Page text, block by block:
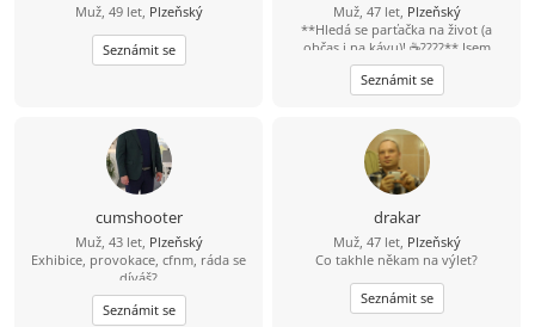
Muž, 49 let, Plzeňský
Seznámit se
Muž, 47 let, Plzeňský
**Hledá se parťačka na život (a
občas i na kávu)! ☕????** Jsem
aktivní chlap, kterého jen tak něco
nezastaví. Rád sportuju, cestuju,
objevuju nová místa a zážitky. Jsem
přece mnohem lepší s úsměvem na
tváři. Mám slabost pro dobrou kávu,
rád si přečtu zajímavou knížku... a
občas u ní tak kvalitně zrelaxuju, že
usnu. ???? Hledám fajn ženu ve věku
40–47 let, která je taky trochu
sportovní duše, má ráda humor a
chuť užívat si život. Nejdřív klidně
kamarádku, a když přeskočí jiskra,
proč ne i přítelkyni. Jestli ještě věříš
na lásku a na správného chlapa,
Seznámit se
cumshooter
Muž, 43 let, Plzeňský
Exhibice, provokace, cfnm, ráda se
díváš?
Seznámit se
drakar
Muž, 47 let, Plzeňský
Co takhle někam na výlet?
Seznámit se